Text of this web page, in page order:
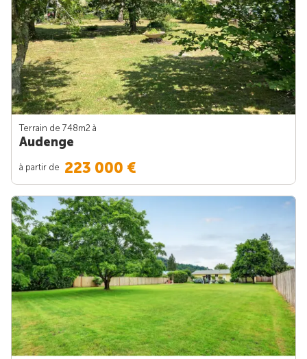
Terrain de 748m2 à
Audenge
à partir de 223 000 €